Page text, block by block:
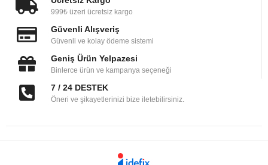
999₺ üzeri ücretsiz kargo
Güvenli Alışveriş
Güvenli ve kolay ödeme sistemi
Geniş Ürün Yelpazesi
Binlerce ürün ve kampanya seçeneği
7 / 24 DESTEK
Öneri ve şikayetlerinizi bize iletebilirsiniz.